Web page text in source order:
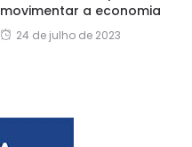
movimentar a economia
24 de julho de 2023